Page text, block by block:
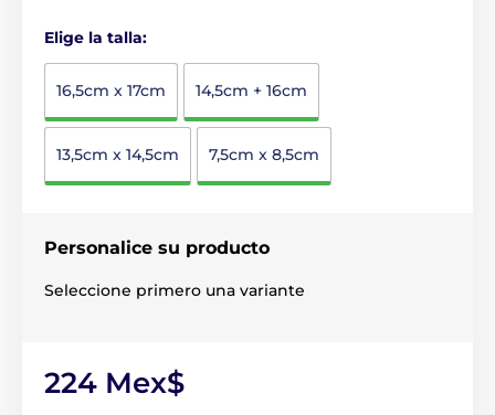
Elige la talla:
16,5cm x 17cm 14,5cm + 16cm
13,5cm x 14,5cm 7,5cm x 8,5cm
Personalice su producto
Seleccione primero una variante
224 Mex$